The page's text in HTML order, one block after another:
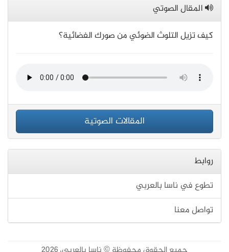
المقال الصوتي
كيف تزيل التلوث الضوئي من صورك الفضائية؟
المقالات الصوتية
روابط
تطوع في ناسا بالعربي
تواصل معنا